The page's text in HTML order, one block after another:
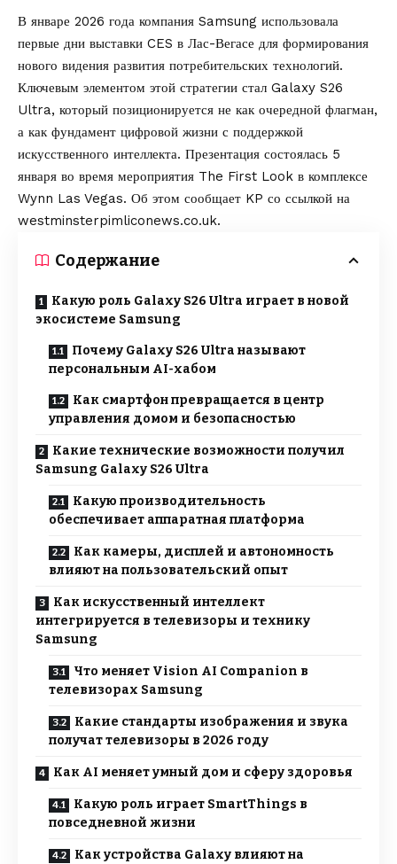
В январе 2026 года компания Samsung использовала
первые дни выставки CES в Лас-Вегасе для формирования
нового видения развития потребительских технологий.
Ключевым элементом этой стратегии стал Galaxy S26
Ultra, который позиционируется не как очередной флагман,
а как фундамент цифровой жизни с поддержкой
искусственного интеллекта. Презентация состоялась 5
января во время мероприятия The First Look в комплексе
Wynn Las Vegas. Об этом сообщает KP со ссылкой на
westminsterpimliconews.co.uk.
Содержание
Какую роль Galaxy S26 Ultra играет в новой
экосистеме Samsung
Почему Galaxy S26 Ultra называют
персональным AI-хабом
Как смартфон превращается в центр
управления домом и безопасностью
Какие технические возможности получил
Samsung Galaxy S26 Ultra
Какую производительность
обеспечивает аппаратная платформа
Как камеры, дисплей и автономность
влияют на пользовательский опыт
Как искусственный интеллект
интегрируется в телевизоры и технику
Samsung
Что меняет Vision AI Companion в
телевизорах Samsung
Какие стандарты изображения и звука
получат телевизоры в 2026 году
Как AI меняет умный дом и сферу здоровья
Какую роль играет SmartThings в
повседневной жизни
Как устройства Galaxy влияют на